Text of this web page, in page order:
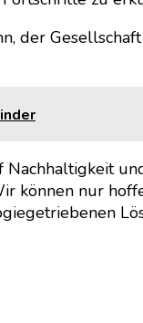
der
nur